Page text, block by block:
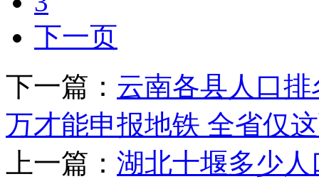
下一页
下一篇： 云南各县人口
万才能申报地铁 全省仅
上一篇： 湖北十堰多少